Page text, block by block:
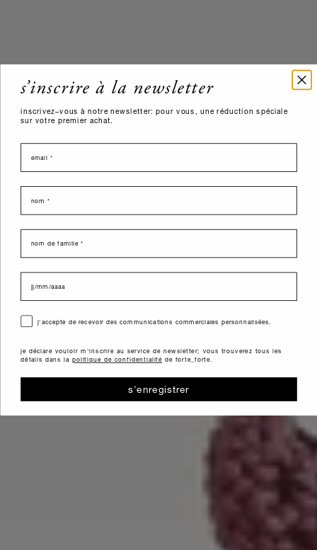
s’inscrire à la newsletter
inscrivez–vous à notre newsletter: pour vous, une réduction spéciale
sur votre premier achat.
email
nome
last name
data di nascita
consensoj'accepte de recevoir des communications commerciales personnalisées.
je déclare vouloir m'inscrire au service de newsletter; vous trouverez tous les
détails dans la politique de confidentialitéde forte_forte.
s'enregistrer